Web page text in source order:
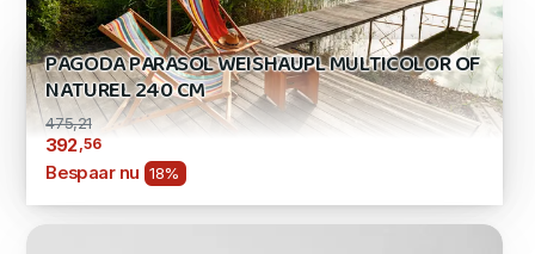
PAGODA PARASOL WEISHAUPL MULTICOLOR OF
NATUREL 240 CM
475,21
392,56
Bespaar nu 18%